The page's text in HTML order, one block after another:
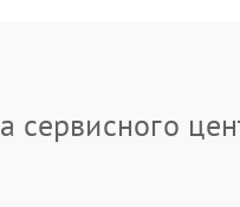
сервисного